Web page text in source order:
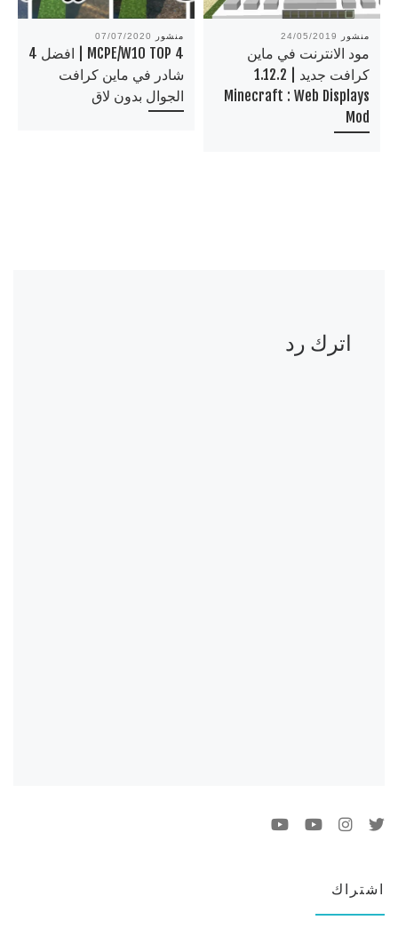
منشور 07/07/2020
MCPE/W10 TOP 4 | افضل 4
شادر في ماين كرافت
الجوال بدون لاق
منشور 24/05/2019
مود الانترنت في ماين
كرافت جديد | 1.12.2
Minecraft : Web Displays
Mod
اترك رد
اشتراك